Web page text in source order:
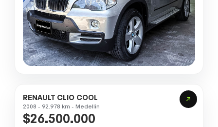
RENAULT CLIO COOL
2008 - 92.978 km - Medellin
$26.500.000